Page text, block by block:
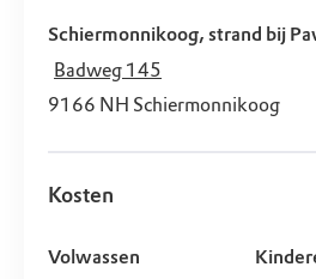
Schiermonnikoog, strand bij
Badweg 145
9166 NH Schiermonnikoog
Kosten
Volwassen